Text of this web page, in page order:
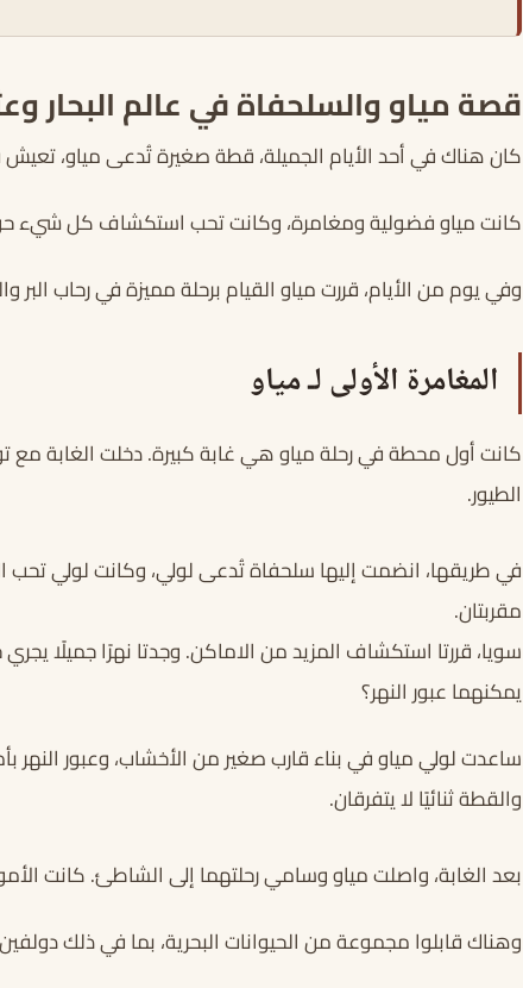
قصة مياو والسلحفاة في عالم البحار
كان هناك في أحد الأيام الجميلة، قطة صغيرة تُدعى مياو،
كانت مياو فضولية ومغامرة، وكانت تحب استكشاف كل شيء
وفي يوم من الأيام، قررت مياو القيام برحلة مميزة في رحاب البر
المغامرة الأولى لـ مياو
كانت أول محطة في رحلة مياو هي غابة كبيرة. دخلت الغابة مع
الطيور.
في طريقها، انضمت إليها سلحفاة تُدعى لولي، وكانت لولي تحب
مقربتان.
سويا، قررتا استكشاف المزيد من الاماكن. وجدتا نهرًا جميلًا
يمكنهما عبور النهر؟
ساعدت لولي مياو في بناء قارب صغير من الأخشاب، وعبور
والقطة ثنائيًا لا يتفرقان.
بعد الغابة، واصلت مياو وسامي رحلتهما إلى الشاطئ. كانت
وهناك قابلوا مجموعة من الحيوانات البحرية، بما في ذلك